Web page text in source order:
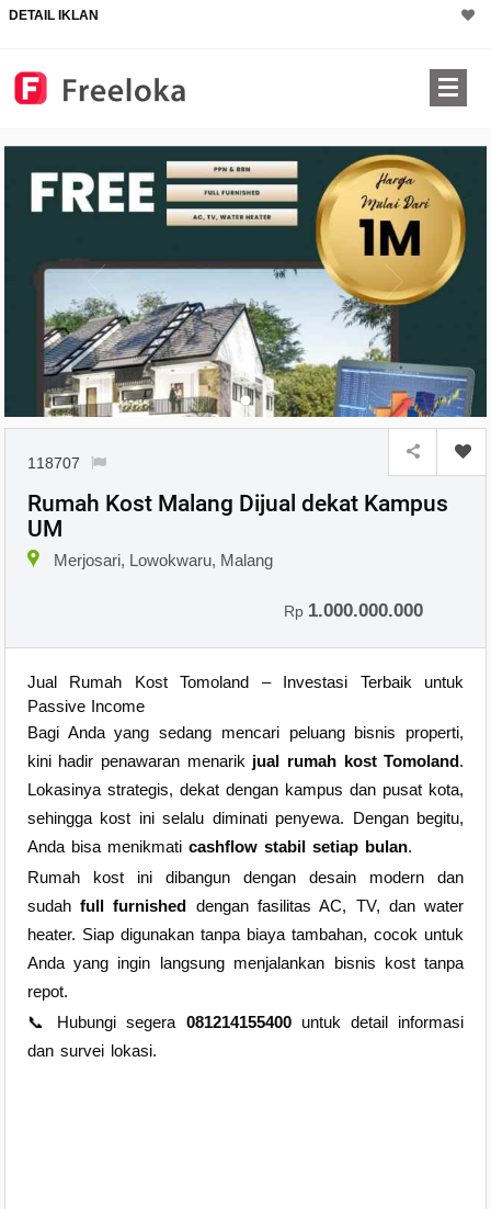
DETAIL IKLAN
118707
Rumah Kost Malang Dijual dekat Kampus
UM
Merjosari, Lowokwaru, Malang
Rp 1.000.000.000
Jual Rumah Kost Tomoland – Investasi Terbaik untuk
Passive Income
Bagi Anda yang sedang mencari peluang bisnis properti,
kini hadir penawaran menarik jual rumah kost Tomoland.
Lokasinya strategis, dekat dengan kampus dan pusat kota,
sehingga kost ini selalu diminati penyewa. Dengan begitu,
Anda bisa menikmati cashflow stabil setiap bulan.
Rumah kost ini dibangun dengan desain modern dan
sudahfull furnished dengan fasilitas AC, TV, dan water
heater. Siap digunakan tanpa biaya tambahan, cocok untuk
Anda yang ingin langsung menjalankan bisnis kost tanpa
repot.
📞 Hubungi segera 081214155400untuk detail informasi
dan survei lokasi.